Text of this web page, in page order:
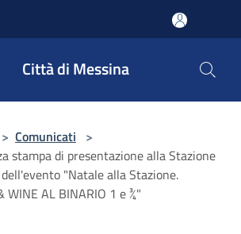
Città di Messina
> Comunicati >
stampa di presentazione alla Stazione
"Natale alla Stazione.
WINE AL BINARIO 1 e ¾"